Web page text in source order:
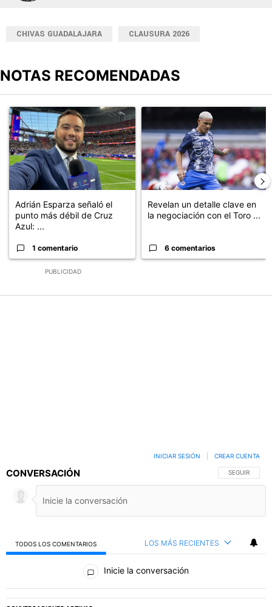
CHIVAS GUADALAJARA CLAUSURA 2026
NOTAS RECOMENDADAS
PUBLICIDAD
Un artículo de tendencia con el título "Adrián Esparza señaló el
Adrián Esparza señaló el
punto más débil de Cruz
Azul: ...
1 comentario
Un artículo de tendencia con
Revelan un detalle clave en
la negociación con el Toro ...
6 comentarios
CONVERSACIÓN SIGA ESTA
SEGUIR
INICIAR SESIÓN CREAR CUENTA
TODOS LOS COMENTARIOS LOS MÁS RECIENTES
Todos los comentarios
Inicie la conversación